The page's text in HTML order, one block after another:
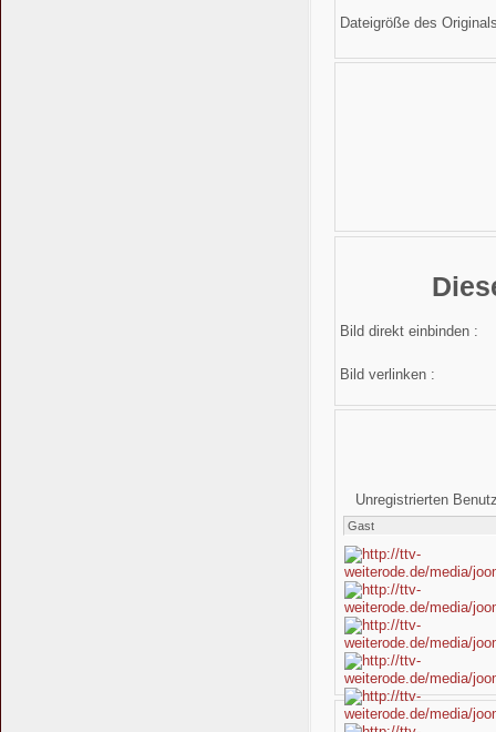
Dateigröße des
Bild direkt einbinden :
Bild verlinken :
Unregistrierten